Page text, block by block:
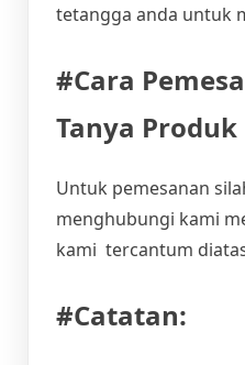
tetangga anda untuk
#Cara
Tanya Produk
Untuk pemesanan
menghubungi kami
kami tercantum
#Catatan: